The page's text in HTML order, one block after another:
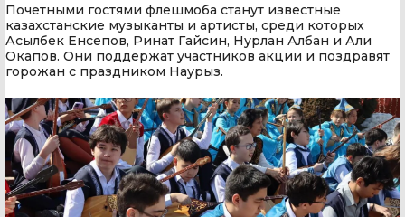
Почетными гостями флешмоба станут известные
казахстанские музыканты и артисты, среди которых
Асылбек Енсепов, Ринат Гайсин, Нурлан Албан и Али
Окапов. Они поддержат участников акции и поздравят
горожан с праздником Наурыз.